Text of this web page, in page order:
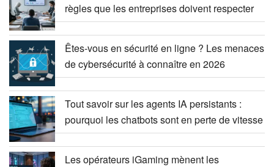
règles que les entreprises doivent respecter
Êtes-vous en sécurité en ligne ? Les menaces
de cybersécurité à connaître en 2026
Tout savoir sur les agents IA persistants :
pourquoi les chatbots sont en perte de vitesse
Les opérateurs iGaming mènent les